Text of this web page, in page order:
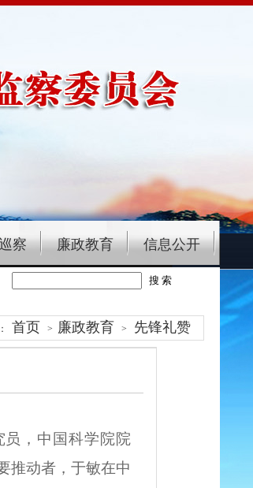
察 廉政教育 信息公开
首页 > 廉政教育 > 先锋礼赞
，中国科学院院
推动者，于敏在中